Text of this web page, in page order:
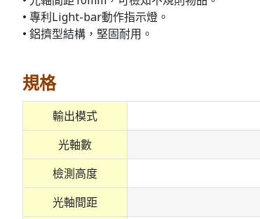
• 專利Light-bar動作指示燈。
• 鋁擠型結構，堅固耐用。
規格
輸出模式
光軸數
檢測高度
光軸間距